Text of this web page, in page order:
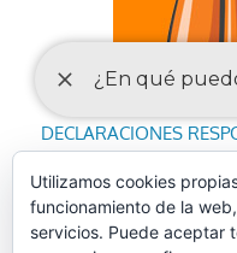
DECLARACIONES
Utilizamos cookies
funcionamiento de la
servicios. Puede aceptar